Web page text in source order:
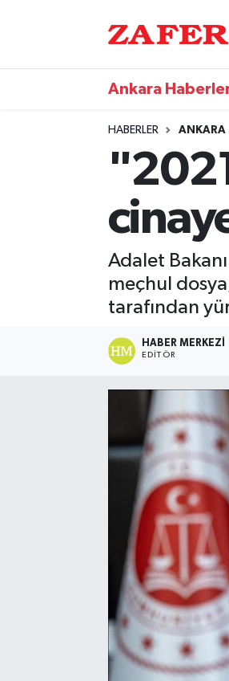
Ankara
HABERLER ANKARA
Adalet
meçhul
tarafından
HABER MERKEZI
EDITÖR
Trafik Durumu
Süper Lig Puan Durumu ve
Tüm Manşetler
Son Dakika Haberleri
Haber Arşivi